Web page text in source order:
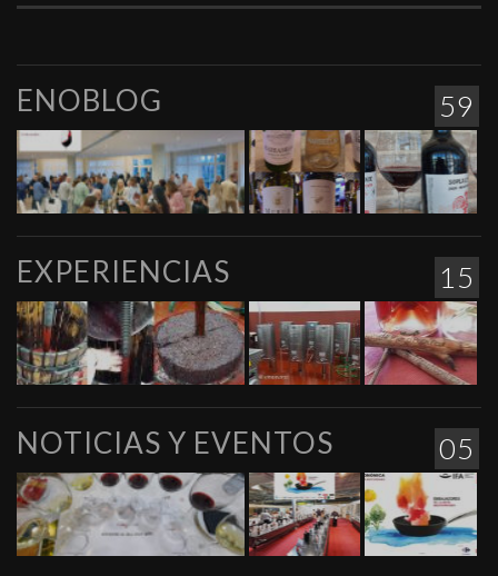
59
ENOBLOG
15
EXPERIENCIAS
05
NOTICIAS Y EVENTOS